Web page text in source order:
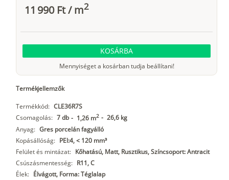
11 990 Ft/m2
KOSÁRBA
Mennyiséget a kosárban tudja beállítani!
Termékjellemzők
Termékkód: CLE36R7S
Csomagolás: 7 db - 1,26 m2 - 26,6 kg
Anyag: Gres porcelán fagyálló
Kopásállóság: PEI:4, < 120 mm³
Felület és mintázat: Kőhatású, Matt, Rusztikus, Színcsoport: Antracit
Csúszásmentesség: R11, C
Élek: Élvágott, Forma: Téglalap